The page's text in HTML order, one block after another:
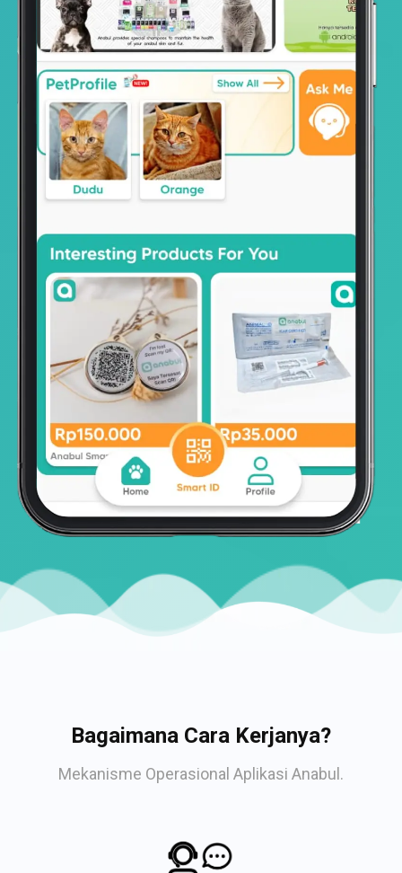
Bagaimana Cara Kerjanya?
Mekanisme Operasional Aplikasi Anabul.